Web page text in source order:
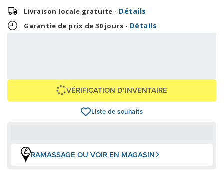
Livraison locale gratuite - Détails
Garantie de prix de 30 jours - Détails
VÉRIFICATION D’INVENTAIRE
Liste de souhaits
RAMASSAGE OU VOIR EN MAGASIN